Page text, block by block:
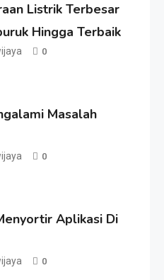
Listrik Terbesar
Hingga Terbaik
0
Masalah
0
Aplikasi Di
0